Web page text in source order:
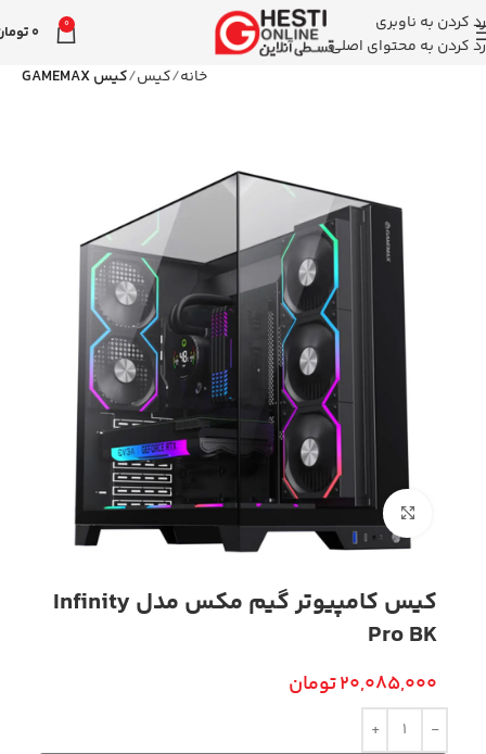
رد کردن به ناوبری
رد کردن به محتوای اصلی
0
0
خانه کیس کیس GAMEMAX
بزرگنمایی تصویر
کیس کامپیوتر گیم مکس مدل Infinity
Pro BK
20,085,000تومان